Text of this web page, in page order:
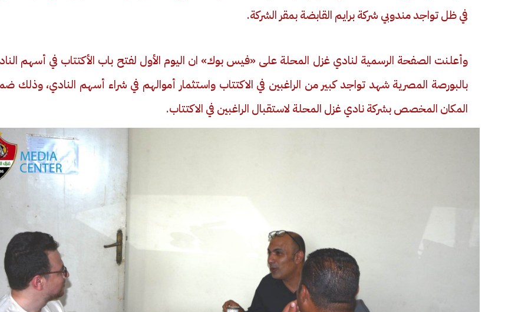
في ظل تواجد مندوبي شركة برايم القابضة بمقر الشركة.
وأعلنت الصفحة الرسمية لنادي غزل المحلة على «فيس بوك» ان اليوم الأول لفتح باب الأكتتاب في أسهم
بالبورصة المصرية شهد تواجد كبير من الراغبين في الاكتتاب واستثمار أموالهم في شراء أسهم النادي، وذلك
المكان المخصص بشركة نادي غزل المحلة لاستقبال الراغبين في الاكتتاب.